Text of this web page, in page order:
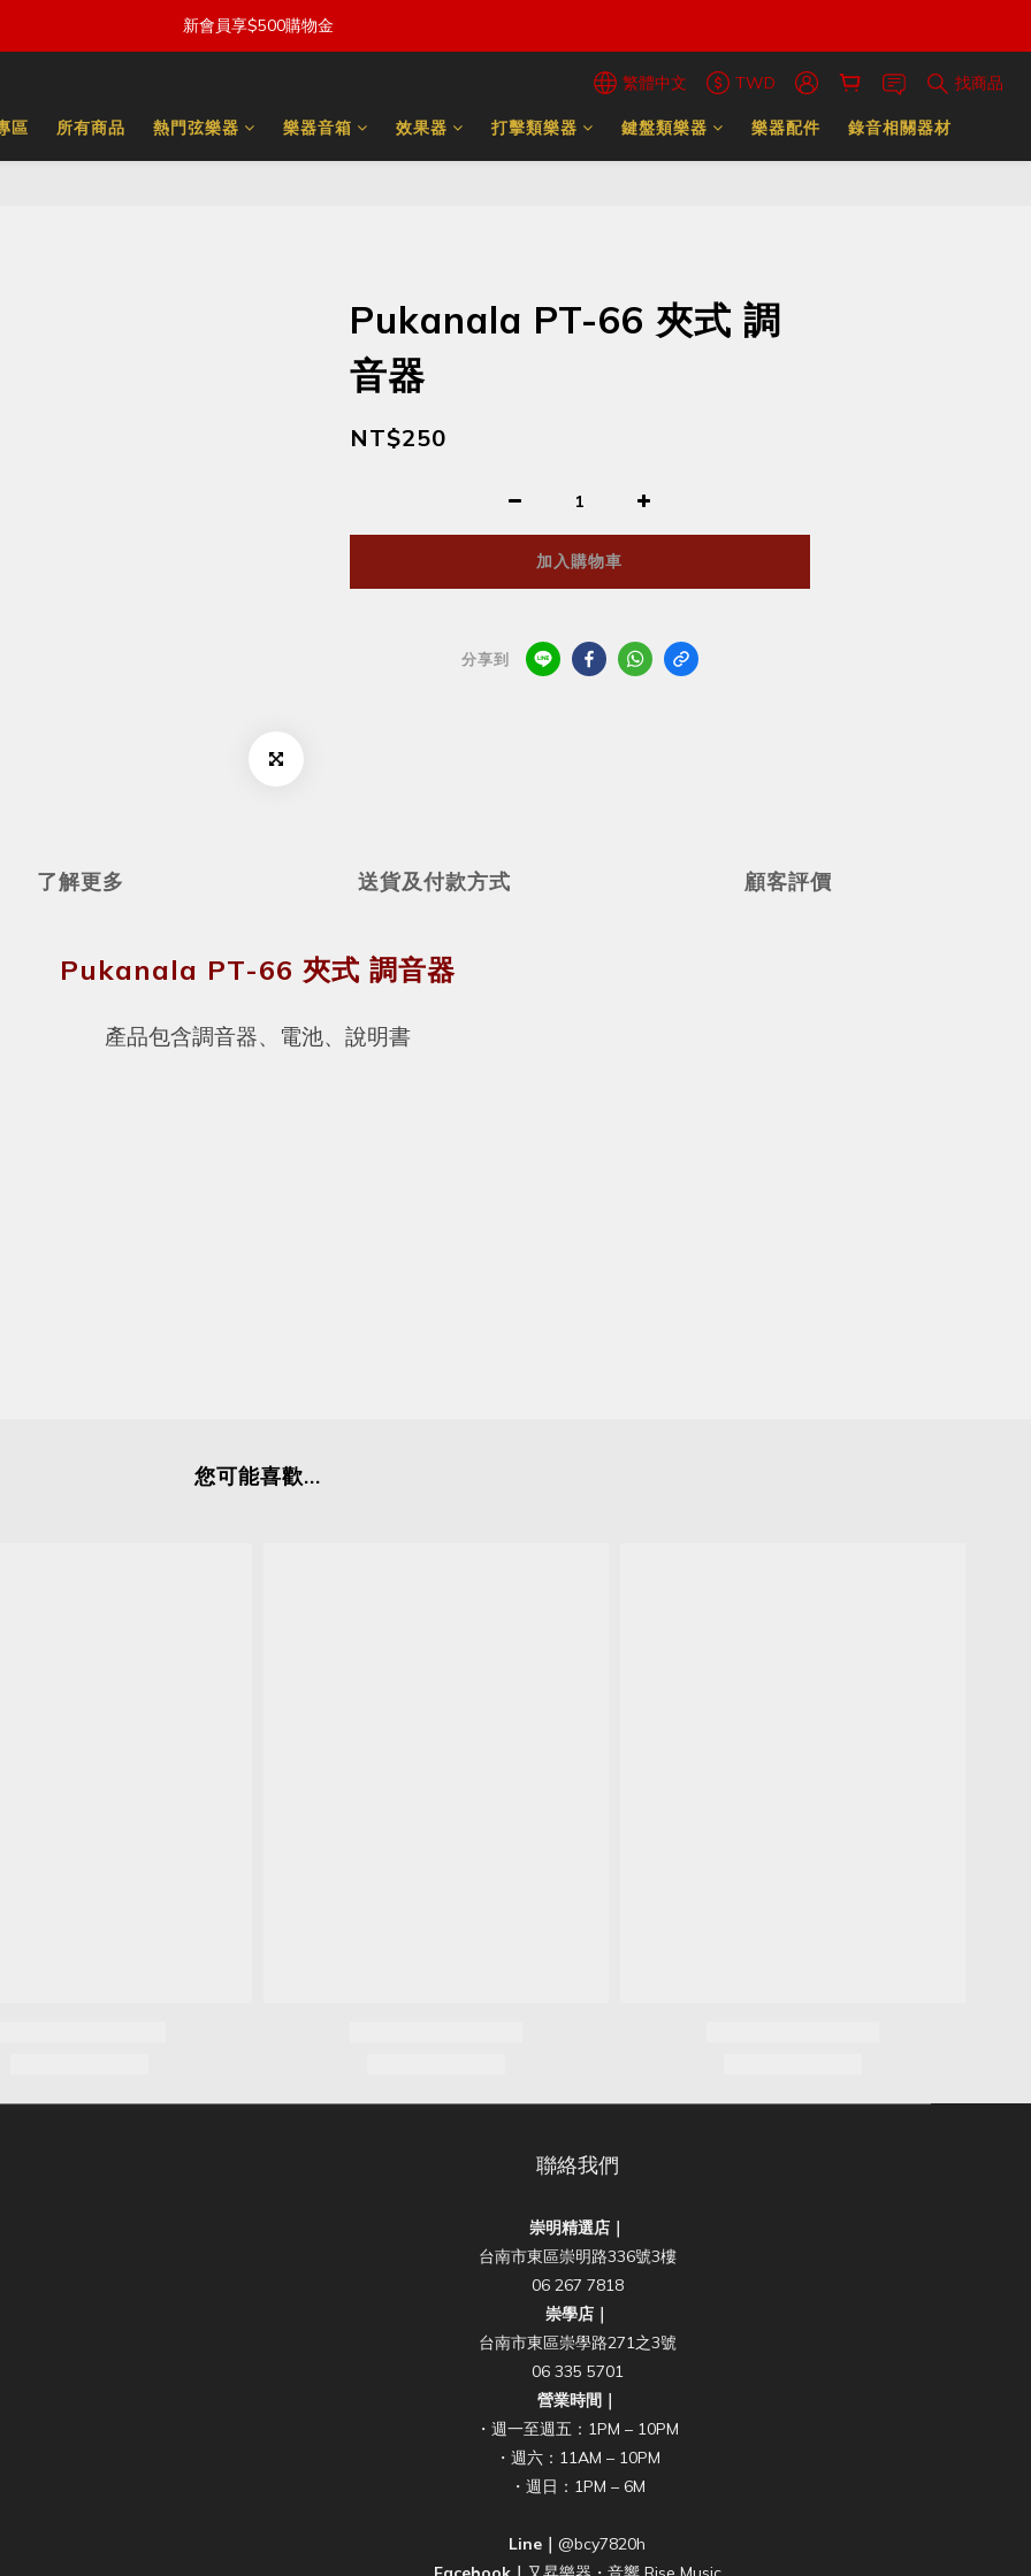
新會員享$500購物金
繁體中文 TWD 找商品
區 所有商品 熱門弦樂器 樂器音箱 效果器 打擊類樂器 鍵盤類樂器 樂器配件 錄音相關器材
Pukanala PT-66 夾式 調
音器
NT$250
加入購物車
分享到
了解更多 送貨及付款方式 顧客評價
Pukanala PT-66 夾式 調音器
產品包含調音器、電池、說明書
您可能喜歡...
聯絡我們
崇明精選店｜
台南市東區崇明路336號3樓
06 267 7818
崇學店｜
台南市東區崇學路271之3號
06 335 5701
營業時間｜
・週一至週五：1PM – 10PM
・週六：11AM – 10PM
・週日：1PM – 6M
Line｜ @bcy7820h